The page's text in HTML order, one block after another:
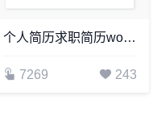
个人简历求职简历word空白标准表格(11)
7269 243